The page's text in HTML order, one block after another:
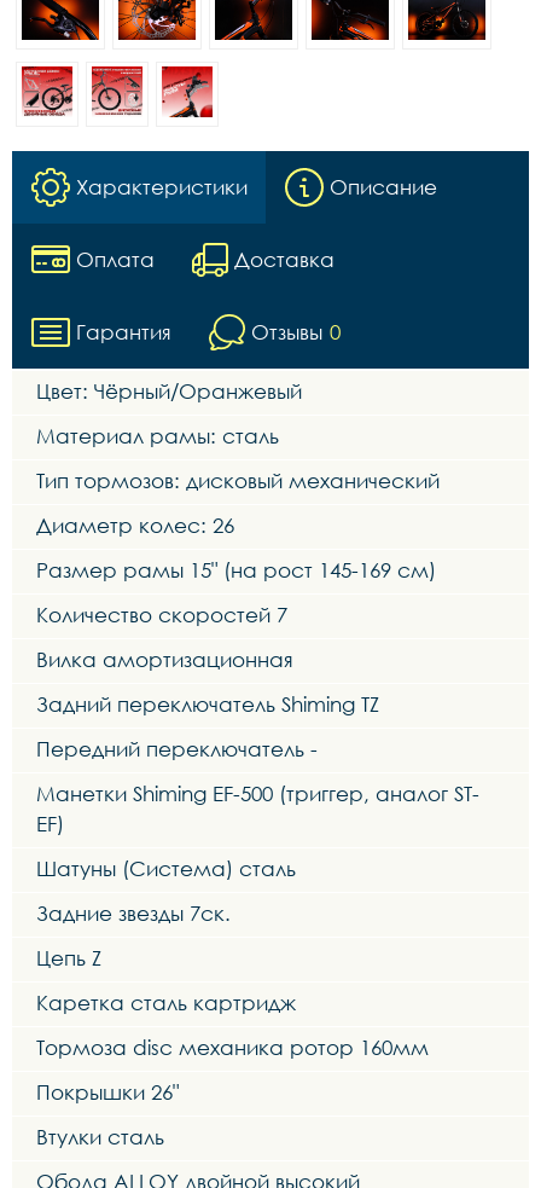
Характеристики Описание
Оплата Доставка
Гарантия Отзывы 0
Цвет: Чёрный/Оранжевый
Материал рамы: сталь
Тип тормозов: дисковый механический
Диаметр колес: 26
Размер рамы 15" (на рост 145-169 см)
Количество скоростей 7
Вилка амортизационная
Задний переключатель Shiming TZ
Передний переключатель -
Манетки Shiming EF-500 (триггер, аналог ST-
EF)
Шатуны (Система) сталь
Задние звезды 7ск.
Цепь Z
Каретка сталь картридж
Тормоза disc механика ротор 160мм
Покрышки 26"
Втулки сталь
Обода ALLOY двойной высокий